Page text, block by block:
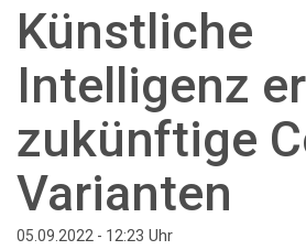
Künstliche
Intelligenz
zukünftige
Varianten
05.09.2022 - 12:23 Uhr